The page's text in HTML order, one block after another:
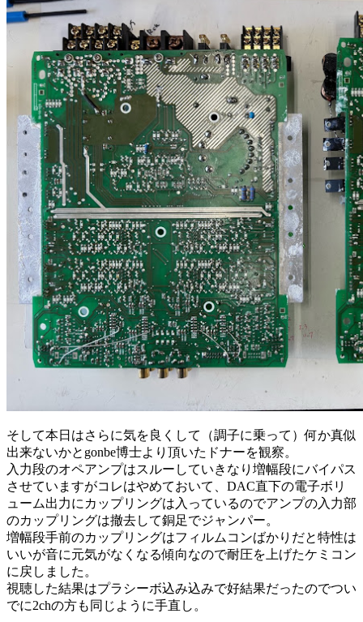
そして本日はさらに気を良くして（調子に乗って）何か真似
出来ないかとgonbe博士より頂いたドナーを観察。
入力段のオペアンプはスルーしていきなり増幅段にバイパス
させていますがコレはやめておいて、DAC直下の電子ボリ
ューム出力にカップリングは入っているのでアンプの入力部
のカップリングは撤去して銅足でジャンパー。
増幅段手前のカップリングはフィルムコンばかりだと特性は
いいが音に元気がなくなる傾向なので耐圧を上げたケミコン
に戻しました。
視聴した結果はプラシーボ込み込みで好結果だったのでつい
でに2chの方も同じように手直し。